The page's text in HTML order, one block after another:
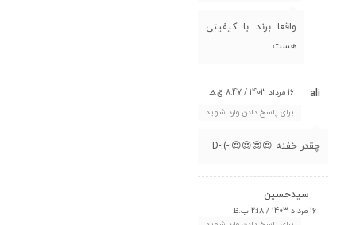
واقعا برند با کیفیتی
هست
ali
16 مرداد 1403 / 8:47 ق.ظ
برای پاسخ دادن وارد شوید
چقدر خفنه 😍😍😍😍:-):-D
سیدحسین
16 مرداد 1403 / 2:18 ب.ظ